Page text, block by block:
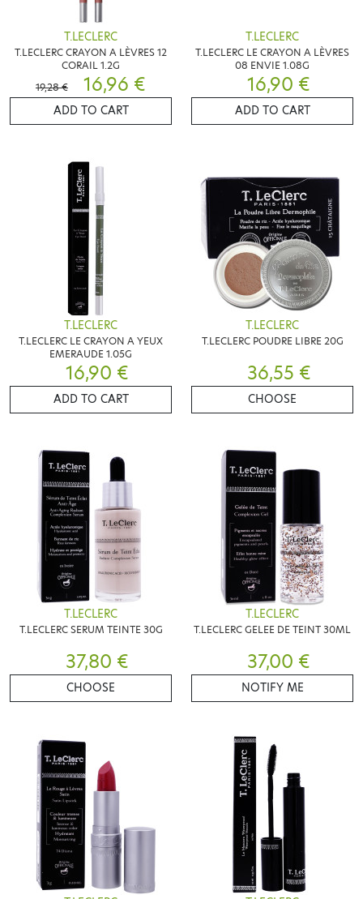
T.LECLERC
T.LECLERC CRAYON A LÈVRES 12
CORAIL 1.2G
19,28 €
16,96 €
ADD TO CART
T.LECLERC
T.LECLERC LE CRAYON A LÈVRES
08 ENVIE 1.08G
16,90 €
ADD TO CART
T.LECLERC
T.LECLERC LE CRAYON A YEUX
EMERAUDE 1.05G
16,90 €
ADD TO CART
T.LECLERC
T.LECLERC POUDRE LIBRE 20G
36,55 €
CHOOSE
T.LECLERC
T.LECLERC SERUM TEINTE 30G
37,80 €
CHOOSE
T.LECLERC
T.LECLERC GELEE DE TEINT 30ML
37,00 €
NOTIFY ME